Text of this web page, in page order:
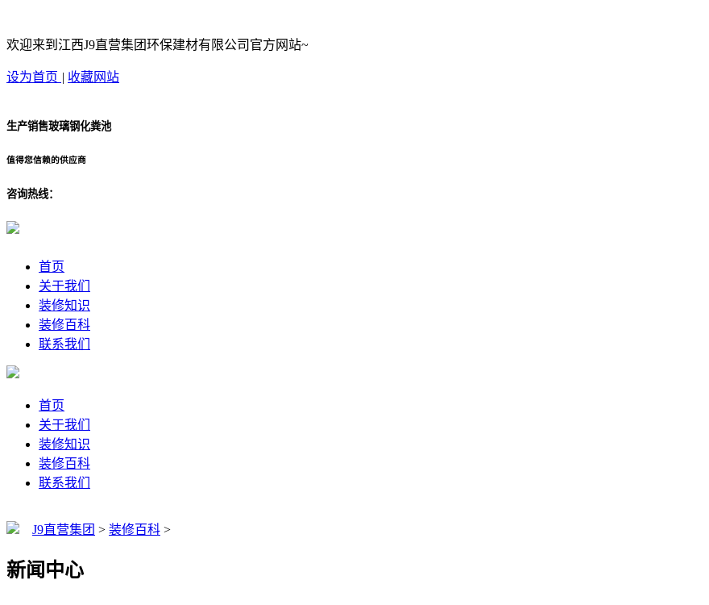
欢迎来到江西J9直营集团环保建材有限公司官方网站~
设为首页 | 收藏网站
生产销售玻璃钢化粪池
值得您信赖的供应商
咨询热线：
首页
关于我们
装修知识
装修百科
联系我们
首页
关于我们
装修知识
装修百科
联系我们
J9直营集团 > 装修百科 >
新闻中心